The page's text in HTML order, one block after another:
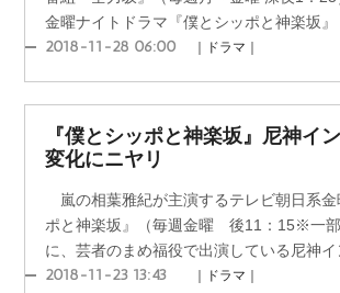
金曜ナイトドラマ『僕とシッポと神楽坂
2018-11-28 06:00 ｜ドラマ｜
『僕とシッポと神楽坂』尼神イ
変化にニヤリ
嵐の相葉雅紀が主演するテレビ朝日系金
ポと神楽坂』（毎週金曜 後11：15※一部
に、芸者のまめ福役で出演している尼神
2018-11-23 13:43 ｜ドラマ｜